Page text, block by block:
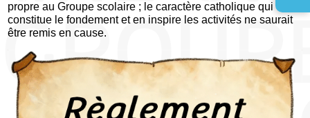
propre au Groupe scolaire ; le caractère catholique qui en
constitue le fondement et en inspire les activités ne saurait
être remis en cause.